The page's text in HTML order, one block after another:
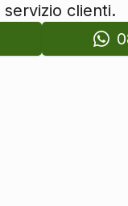
clienti.